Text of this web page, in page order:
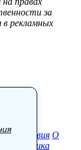
за
рекламных
О
Политика